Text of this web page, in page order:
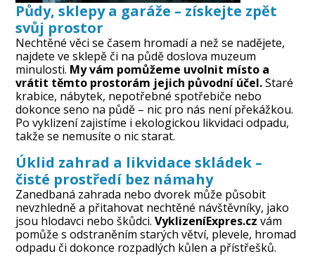
Půdy, sklepy a garáže – získejte zpět
svůj prostor
Nechtěné věci se časem hromadí a než se nadějete,
najdete ve sklepě či na půdě doslova muzeum
minulosti. My vám pomůžeme uvolnit místo a
vrátit těmto prostorám jejich původní účel.Staré
krabice, nábytek, nepotřebné spotřebiče nebo
dokonce seno na půdě – nic pro nás není překážkou.
Po vyklizení zajistíme i ekologickou likvidaci odpadu,
takže se nemusíte o nic starat.
Úklid zahrad a likvidace skládek –
čisté prostředí bez námahy
Zanedbaná zahrada nebo dvorek může působit
nevzhledně a přitahovat nechtěné návštěvníky, jako
jsou hlodavci nebo škůdci.VyklizeníExpres.cz vám
pomůže s odstraněním starých větví, plevele, hromad
odpadu či dokonce rozpadlých kůlen a přístřešků.